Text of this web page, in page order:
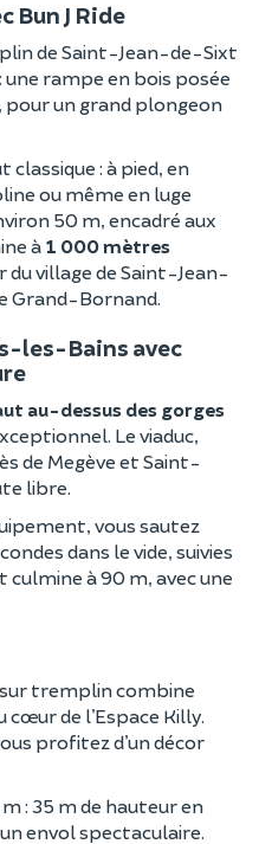
Bun J Ride
de Saint-Jean-de-Sixt
rampe en bois posée
pour un grand plongeon
classique : à pied, en
ou même en luge
50 m, encadré aux
à 1 000 mètres
village de Saint-Jean-
Grand-Bornand.
les-Bains avec
au-dessus des gorges
Le viaduc,
de Megève et Saint-
libre.
vous sautez
dans le vide, suivies
culmine à 90 m, avec une
sur tremplin combine
de l’Espace Killy.
profitez d’un décor
: 35 m de hauteur en
envol spectaculaire.